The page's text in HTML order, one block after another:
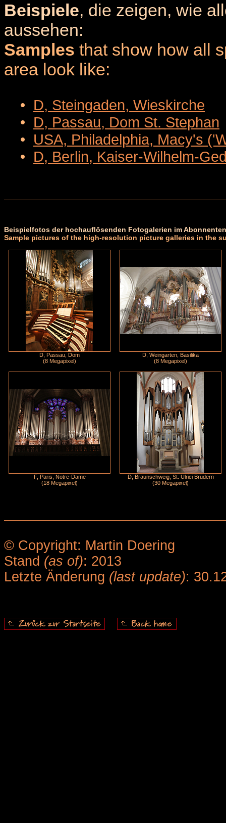
Beispiele, die zeigen, wie
aussehen:
Samples that show how all
area look like:
• D, Steingaden, Wieskirche
• D, Passau, Dom St. Stephan
• USA, Philadelphia, Macy's
• D, Berlin, Kaiser-Wilhelm-
Beispielfotos der hochauflösenden Fotogalerien im
Sample pictures of the high-resolution picture galleries in the
D, Passau, Dom
(8 Megapixel)
D, Weingarten, Basilika
(8 Megapixel)
F, Paris, Notre-Dame
(18 Megapixel)
D, Braunschweig, St. Ulrici Brüdern
(30 Megapixel)
© Copyright: Martin Doering
Stand (as of): 2013
Letzte Änderung (last update):